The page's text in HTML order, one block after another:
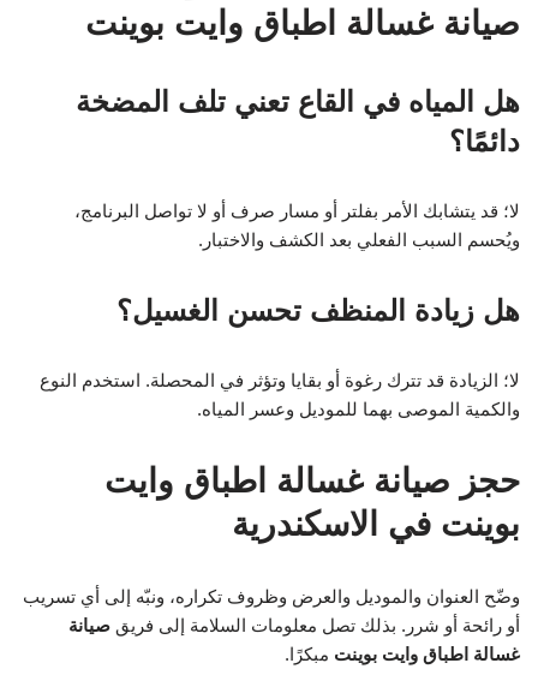
صيانة غسالة اطباق وايت بوينت
هل المياه في القاع تعني تلف المضخة
دائمًا؟
لا؛ قد يتشابك الأمر بفلتر أو مسار صرف أو لا تواصل البرنامج،
ويُحسم السبب الفعلي بعد الكشف والاختبار.
هل زيادة المنظف تحسن الغسيل؟
لا؛ الزيادة قد تترك رغوة أو بقايا وتؤثر في المحصلة. استخدم النوع
والكمية الموصى بهما للموديل وعسر المياه.
حجز صيانة غسالة اطباق وايت
بوينت في الاسكندرية
وضّح العنوان والموديل والعرض وظروف تكراره، ونبّه إلى أي تسريب
أو رائحة أو شرر. بذلك تصل معلومات السلامة إلى فريق صيانة
غسالة اطباق وايت بوينت مبكرًا.